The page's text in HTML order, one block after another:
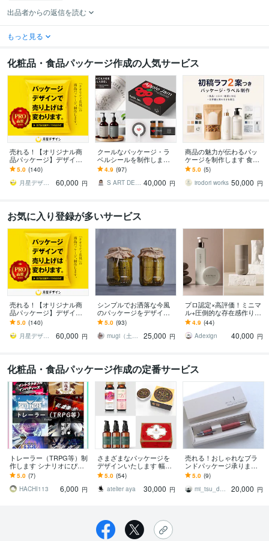
出品者からの返信を読む
もっと見る
化粧品・食品パッケージ作成の人気サービス
売れる！【オリジナル商
品パッケージ】デザイン
します Amazon・楽天で
ヒット続出！プロのデザ
インで差をつける！
5.0 (140)
月星デザイン Tsukiboshi
60,000 円
クールなパッケージ・ラ
ベルシールを制作します
パッケージや容器に貼る
だけでワンランクアップ
4.9 (97)
S ART DESIGN 40,000 円
商品の魅力が伝わるパッ
ケージを制作します 食
品・コスメ・雑貨向け｜
方向性確認用ラフ2案つき
5.0 (5)
irodori works 50,000 円
お気に入り登録が多いサービス
売れる！【オリジナル商
品パッケージ】デザイン
します Amazon・楽天で
ヒット続出！プロのデザ
インで差をつける！
5.0 (140)
月星デザイン Tsukiboshi
60,000 円
シンプルでお洒落な今風
のパッケージをデザイン
します パケ買い・インス
タ映えをモットーに大人
可愛くミニマルに
5.0 (93)
mugi（土日祝お休みです）
25,000 円
プロ認定×高評価！ミニマ
ル+圧倒的な存在感作りま
す 上品+無駄のないデザイ
ンで、印象に残るパッケ
ージを作ります
4.9 (44)
Adexign
40,000 円
化粧品・食品パッケージ作成の定番サービス
トレーラー（TRPG等）制
作します シナリオにぴっ
たりのデザインをお届け
します。
5.0 (7)
HACHI113
6,000 円
さまざまなパッケージを
デザインいたします 幅広
いジャンルに対応可！丁
寧に対応いたします！
5.0 (54)
atelier aya
30,000 円
売れる！おしゃれなブラ
ンドパッケージ承ります
ラフ2案/修正無制限/AI込
み/著作権譲渡/アフターサ
ポート
5.0 (9)
mi_tsu_design
20,000 円